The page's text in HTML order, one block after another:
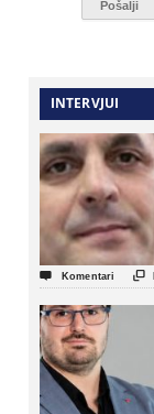
INTERVJUI
 Komentari 